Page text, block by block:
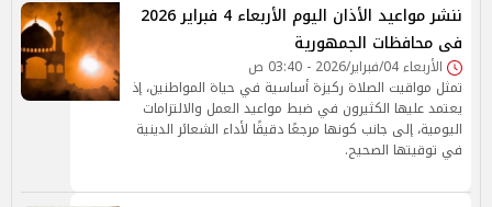
ننشر مواعيد الأذان اليوم الأربعاء 4 فبراير 2026
فى محافظات الجمهورية
الأربعاء 04/فبراير/2026 - 03:40 ص
تمثل مواقيت الصلاة ركيزة أساسية في حياة المواطنين، إذ
يعتمد عليها الكثيرون في ضبط مواعيد العمل والالتزامات
اليومية، إلى جانب كونها مرجعًا دقيقًا لأداء الشعائر الدينية
في توقيتها الصحيح.